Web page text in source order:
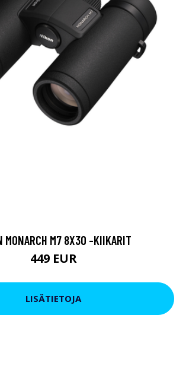
MONARCH M7 8X30 -KIIKARIT
449 EUR
LISÄTIETOJA